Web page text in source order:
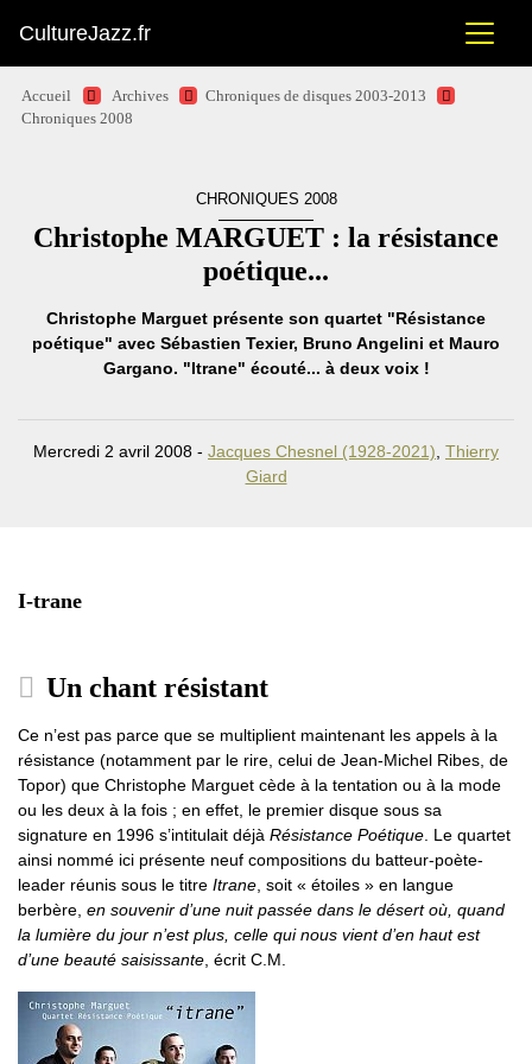
CultureJazz.fr
Accueil Archives
Chroniques de disques 2003-2013
Chroniques 2008
CHRONIQUES 2008
Christophe MARGUET : la résistance
poétique...
Christophe Marguet présente son quartet "Résistance
poétique" avec Sébastien Texier, Bruno Angelini et Mauro
Gargano. "Itrane" écouté... à deux voix !
Mercredi 2 avril 2008 - Jacques Chesnel (1928-2021) Thierry
Giard
I-trane
Un chant résistant
Ce n’est pas parce que se multiplient maintenant les appels à la
résistance (notamment par le rire, celui de Jean-Michel Ribes, de
Topor) que Christophe Marguet cède à la tentation ou à la mode
ou les deux à la fois ; en effet, le premier disque sous sa
signature en 1996 s’intitulait déjà Résistance Poétique . Le quartet
ainsi nommé ici présente neuf compositions du batteur-poète-
leader réunis sous le titre Itrane , soit « étoiles » en langue
berbère, en souvenir d’une nuit passée dans le désert où, quand
la lumière du jour n’est plus, celle qui nous vient d’en haut est
d’une beauté saisissante , écrit C.M.